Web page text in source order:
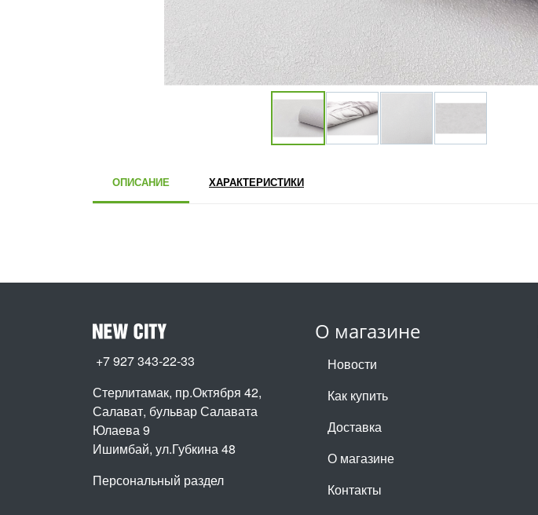
ОПИСАНИЕ ХАРАКТЕРИСТИКИ
О магазине
Новости
Как купить
Доставка
О магазине
Контакты
+7 927 343-22-33
Стерлитамак, пр.Октября 42,
Салават, бульвар Салавата
Юлаева 9
Ишимбай, ул.Губкина 48
Персональный раздел